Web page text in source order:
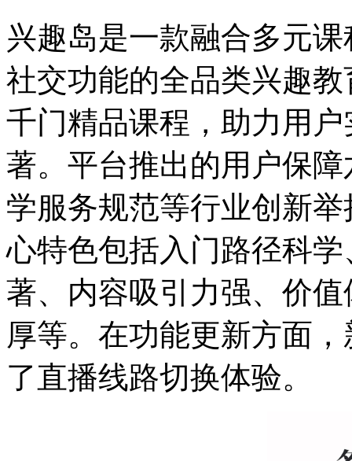
兴趣岛是一款融合多元
社交功能的全品类兴趣
千门精品课程，助力用
著。平台推出的用户保
学服务规范等行业创新
心特色包括入门路径科
著、内容吸引力强、价
厚等。在功能更新方面
了直播线路切换体验。